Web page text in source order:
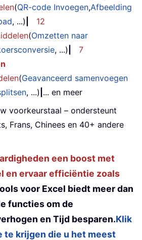
(QR-code Invoegen,Afbeelding
, ...)
12
(Omzetten naar
, ...)
7
(Geavanceerd samenvoegen
, ...) ... en meer
voorkeurstaal – ondersteunt
Frans, Chinees en 40+ andere
een boost met
en ervaar efficiëntie zoals
voor Excel biedt meer dan
functies om de
en Tijd besparen.Klik
te krijgen die u het meest